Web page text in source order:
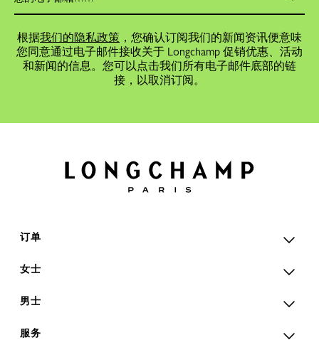
根据我们的隐私政策 ，您确认订阅我们的新闻资讯便意味
您同意通过电子邮件接收关于 Longchamp 促销优惠、活动
和新闻的信息。您可以点击我们所有电子邮件底部的链
接，以取消订阅。
订单
女士
男士
服务